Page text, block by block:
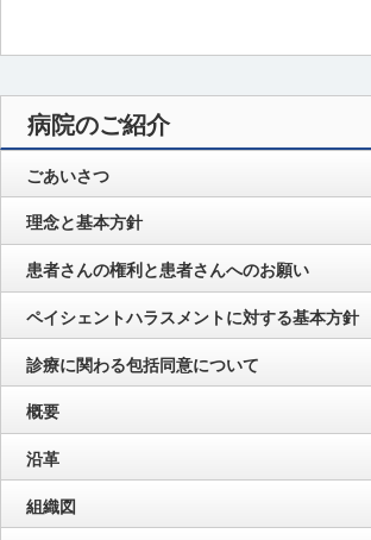
病院のご紹介
ごあいさつ
理念と基本方針
患者さんの権利と患者さんへのお願い
ペイシェントハラスメントに対する基本方針
診療に関わる包括同意について
概要
沿革
組織図